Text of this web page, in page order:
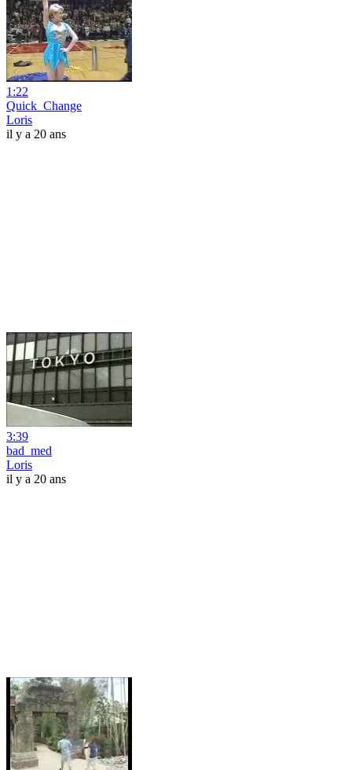
1:22
Quick_Change
Loris
il y a 20 ans
3:39
bad_med
Loris
il y a 20 ans